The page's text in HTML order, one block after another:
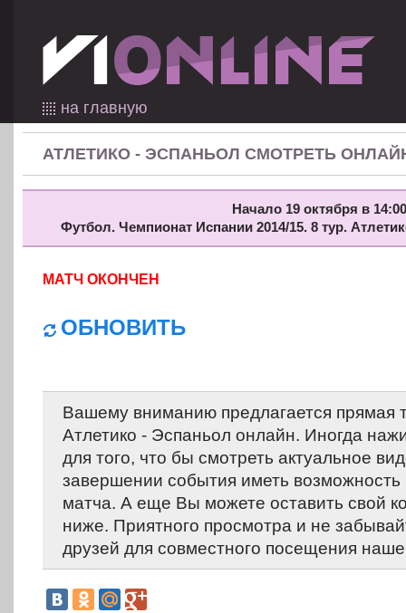
на главную
АТЛЕТИКО - ЭСПАНЬОЛ СМОТРЕТЬ
Начало 19 октября в
Футбол. Чемпионат Испании 2014/15. 8 тур.
МАТЧ ОКОНЧЕН
ОБНОВИТЬ
Вашему вниманию предлагается прямая
Атлетико - Эспаньол онлайн. Иногда
для того, что бы смотреть актуальное
завершении события иметь возможность
матча. А еще Вы можете оставить свой
ниже. Приятного просмотра и не
друзей для совместного посещения